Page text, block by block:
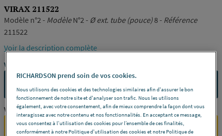
VIRAX 211522
Modèle n°2 - ModèleN°2 - Ø ext. tube (pouce)8 - Référence
211522
Voir la description complète
Vous avez un projet ?
Vous êtes un professionnel ?
SE CONNECTER
RICHARDSON prend soin de vos cookies.
Nous utilisons des cookies et des technologies similaires afin d'assurer le bon
fonctionnement de notre site et d'analyser son trafic. Nous les utilisons
également, avec votre consentement, afin de mieux comprendre la façon dont vous
interagissez avec notre contenu et nos fonctionnalités. En acceptant ce message,
vous consentez à l’utilisation des cookies pour l’ensemble de ces finalités,
conformément à notre Politique d'utilisation des cookies et notre Politique de